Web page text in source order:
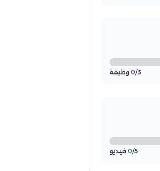
0/3 وظيفة
0/5 فيديو